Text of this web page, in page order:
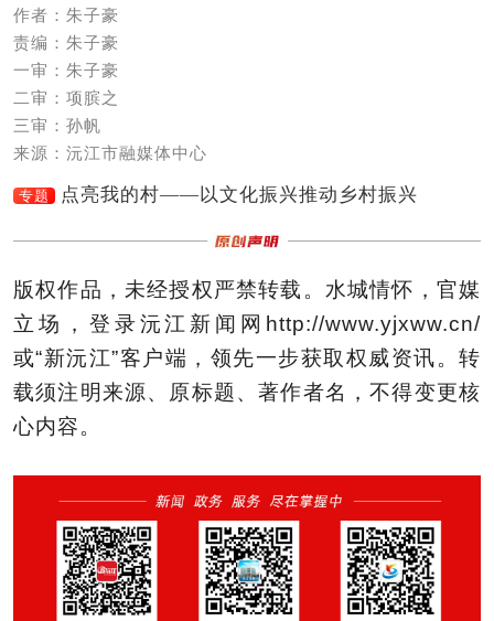
作者：朱子豪
责编：朱子豪
一审：朱子豪
二审：项膑之
三审：孙帆
来源：沅江市融媒体中心
专题 点亮我的村——以文化振兴推动乡村振兴
版权作品，未经授权严禁转载。水城情怀，官媒
立场，登录沅江新闻网http://www.yjxww.cn/
或“新沅江”客户端，领先一步获取权威资讯。转
载须注明来源、原标题、著作者名，不得变更核
心内容。